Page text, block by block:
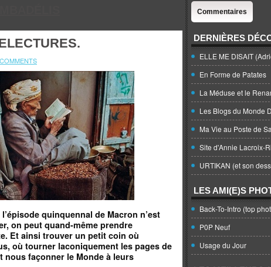
quinquennal de Macron n’est
on peut quand-même prendre
Et ainsi trouver un petit coin où
où tourner laconiquement les pages de
façonner le Monde à leurs
Commentaires
DERNIÈRES
ELLE ME DISAIT
En Forme de Patates
La Méduse et le
Les Blogs du Monde
Ma Vie au Poste de
Site d'Annie Lacroix-
URTIKAN (et son
LES AMI(E)S
Back-To-Intro (top
P0P Neuf
Usage du Jour